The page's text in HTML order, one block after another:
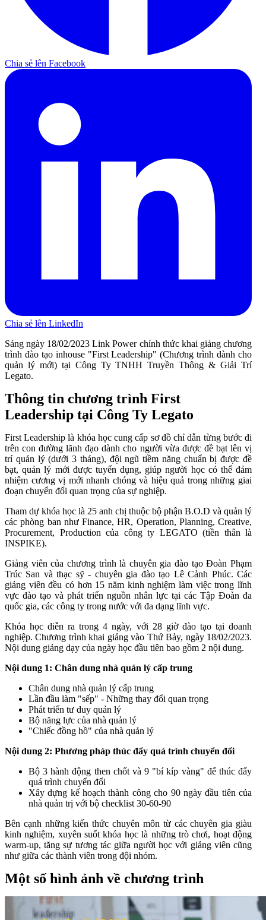
Chia sẻ lên Facebook
Chia sẻ lên LinkedIn
Sáng ngày 18/02/2023 Link Power chính thức khai giảng chương
trình đào tạo inhouse "First Leadership" (Chương trình dành cho
quản lý mới) tại Công Ty TNHH Truyền Thông & Giải Trí
Legato.
Thông tin chương trình First
Leadership tại Công Ty Legato
First Leadership là khóa học cung cấp sơ đồ chỉ dẫn từng bước đi
trên con đường lãnh đạo dành cho người vừa được đề bạt lên vị
trí quản lý (dưới 3 tháng), đội ngũ tiềm năng chuẩn bị được đề
bạt, quản lý mới được tuyển dụng, giúp người học có thể đảm
nhiệm cương vị mới nhanh chóng và hiệu quả trong những giai
đoạn chuyển đổi quan trọng của sự nghiệp.
Tham dự khóa học là 25 anh chị thuộc bộ phận B.O.D và quản lý
các phòng ban như Finance, HR, Operation, Planning, Creative,
Procurement, Production của công ty LEGATO (tiền thân là
INSPIKE).
Giảng viên của chương trình là chuyên gia đào tạo Đoàn Phạm
Trúc San và thạc sỹ - chuyên gia đào tạo Lê Cảnh Phúc. Các
giảng viên đều có hơn 15 năm kinh nghiệm làm việc trong lĩnh
vực đào tạo và phát triển nguồn nhân lực tại các Tập Đoàn đa
quốc gia, các công ty trong nước với đa dạng lĩnh vực.
Khóa học diễn ra trong 4 ngày, với 28 giờ đào tạo tại doanh
nghiệp. Chương trình khai giảng vào Thứ Bảy, ngày 18/02/2023.
Nội dung giảng dạy của ngày học đầu tiên bao gồm 2 nội dung.
Nội dung 1: Chân dung nhà quản lý cấp trung
Chân dung nhà quản lý cấp trung
Lần đầu làm "sếp" - Những thay đổi quan trọng
Phát triển tư duy quản lý
Bộ năng lực của nhà quản lý
"Chiếc đồng hồ" của nhà quản lý
Nội dung 2: Phương pháp thúc đẩy quá trình chuyển đổi
Bộ 3 hành động then chốt và 9 "bí kíp vàng" để thúc đẩy
quá trình chuyển đổi
Xây dựng kế hoạch thành công cho 90 ngày đầu tiên của
nhà quản trị với bộ checklist 30-60-90
Bên cạnh những kiến thức chuyên môn từ các chuyên gia giàu
kinh nghiệm, xuyên suốt khóa học là những trò chơi, hoạt động
warm-up, tăng sự tương tác giữa người học với giảng viên cũng
như giữa các thành viên trong đội nhóm.
Một số hình ảnh về chương trình